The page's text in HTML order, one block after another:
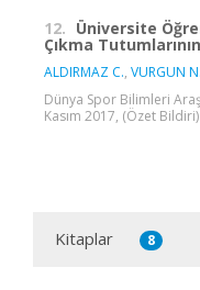
12. Üniversite
Çıkma
ALDIRMAZ C., VURGUN N.
Dünya Spor Bilimleri
Kasım 2017, (Özet Bildiri)
Kitaplar 8